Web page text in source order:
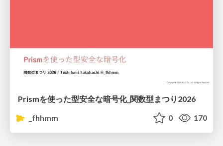
Prismを使った型安全な暗号化_関数型まつり2026
_fhhmm
0 170